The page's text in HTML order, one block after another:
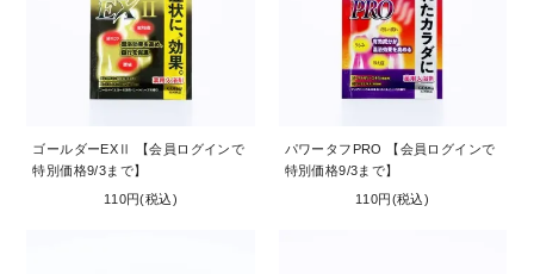
ゴールダーEXⅡ 【会員ログインで
特別価格9/3まで】
110円(税込)
パワータフPRO 【会員ログインで
特別価格9/3まで】
110円(税込)